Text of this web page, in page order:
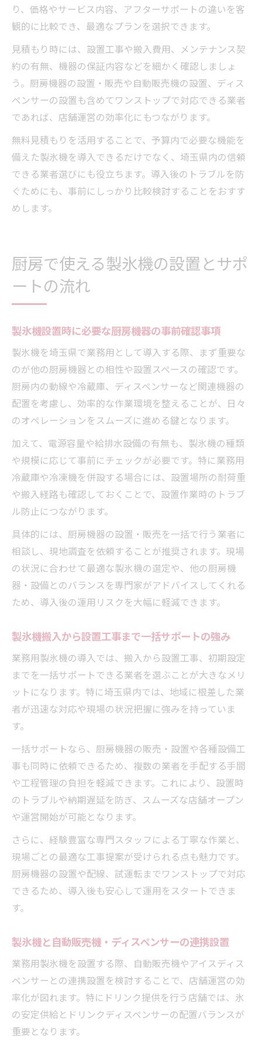
り、価格やサービス内容、アフターサポートの違いを客
観的に比較でき、最適なプランを選択できます。
見積もり時には、設置工事や搬入費用、メンテナンス契
約の有無、機器の保証内容などを細かく確認しましょ
う。厨房機器の設置・販売や自動販売機の設置、ディス
ペンサーの設置も含めてワンストップで対応できる業者
であれば、店舗運営の効率化にもつながります。
無料見積もりを活用することで、予算内で必要な機能を
備えた製氷機を導入できるだけでなく、埼玉県内の信頼
できる業者選びにも役立ちます。導入後のトラブルを防
ぐためにも、事前にしっかり比較検討することをおすす
めします。
厨房で使える製氷機の設置とサポ
ートの流れ
製氷機設置時に必要な厨房機器の事前確認事項
製氷機を埼玉県で業務用として導入する際、まず重要な
のが他の厨房機器との相性や設置スペースの確認です。
厨房内の動線や冷蔵庫、ディスペンサーなど関連機器の
配置を考慮し、効率的な作業環境を整えることが、日々
のオペレーションをスムーズに進める鍵となります。
加えて、電源容量や給排水設備の有無も、製氷機の種類
や規模に応じて事前にチェックが必要です。特に業務用
冷蔵庫や冷凍機を併設する場合には、設置場所の耐荷重
や搬入経路も確認しておくことで、設置作業時のトラブ
ル防止につながります。
具体的には、厨房機器の設置・販売を一括で行う業者に
相談し、現地調査を依頼することが推奨されます。現場
の状況に合わせて最適な製氷機の選定や、他の厨房機
器・設備とのバランスを専門家がアドバイスしてくれる
ため、導入後の運用リスクを大幅に軽減できます。
製氷機搬入から設置工事まで一括サポートの強み
業務用製氷機の導入では、搬入から設置工事、初期設定
までを一括サポートできる業者を選ぶことが大きなメリ
ットになります。特に埼玉県内では、地域に根差した業
者が迅速な対応や現場の状況把握に強みを持っていま
す。
一括サポートなら、厨房機器の販売・設置や各種設備工
事も同時に依頼できるため、複数の業者を手配する手間
や工程管理の負担を軽減できます。これにより、設置時
のトラブルや納期遅延を防ぎ、スムーズな店舗オープン
や運営開始が可能となります。
さらに、経験豊富な専門スタッフによる丁寧な作業と、
現場ごとの最適な工事提案が受けられる点も魅力です。
厨房機器の設置や配線、試運転までワンストップで対応
できるため、導入後も安心して運用をスタートできま
す。
製氷機と自動販売機・ディスペンサーの連携設置
業務用製氷機を設置する際、自動販売機やアイスディス
ペンサーとの連携設置を検討することで、店舗運営の効
率化が図れます。特にドリンク提供を行う店舗では、氷
の安定供給とドリンクディスペンサーの配置バランスが
重要となります。